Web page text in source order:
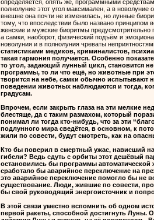
определяется, опять же, программными
полнолуние этот угол максимален, а в
внешне она почти не изменилась, но лунные
тому, что впоследствии было названо принципом
женские и мужские биоритмы
а самки, наоборот, физический подъём и
новолуния и в полнолуния чреваты
статистиками медиков, криминалистов,
такая гармония получается. Особенно
то угол, задающий лунный цикл, становится
программы, то ли что ещё, но животные при
творится на небе, самки обычно испытывают
поведении животных наблюдаются и тогда,
градусам.
Впрочем, если закрыть глаза на эти мелкие
блестяще, да с таким размахом, который
понимал ли тогда кто-нибудь, что за эти
подлунного мира сведётся, в основном, к
жили по совести, будут смотреть, как на
Кто бы поверил в смертный ужас, нависший
гибели? Ведь сдуть с орбиты этот дешёвый
остановились бы программы автоматической
сработало бы аварийное переключение на
это аварийное переключение помогло бы не
существование. Люди, жившие по совести,
бы свой руководящий энергоисточник и
В этой связи уместно вспомнить об одном
первой ракеты, способной достигнуть Луны.